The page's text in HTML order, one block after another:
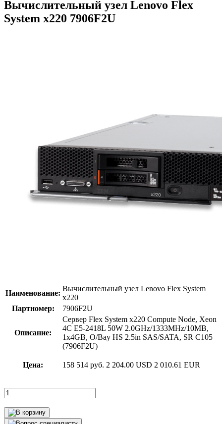
Вычислительный узел Lenovo Flex
System x220 7906F2U
Наименование:
Вычислительный узел Lenovo Flex System
x220
Партномер:
7906F2U
Описание:
Сервер Flex System x220 Compute Node, Xeon
4C E5-2418L 50W 2.0GHz/1333MHz/10MB,
1x4GB, O/Bay HS 2.5in SAS/SATA, SR C105
(7906F2U)
Цена: 158 514 руб. 2 204.00 USD 2 010.61 EUR